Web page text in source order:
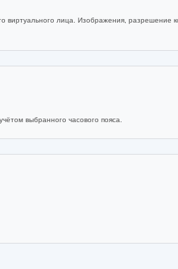
виртуального лица. Изображения, разрешение
выбранного часового пояса.